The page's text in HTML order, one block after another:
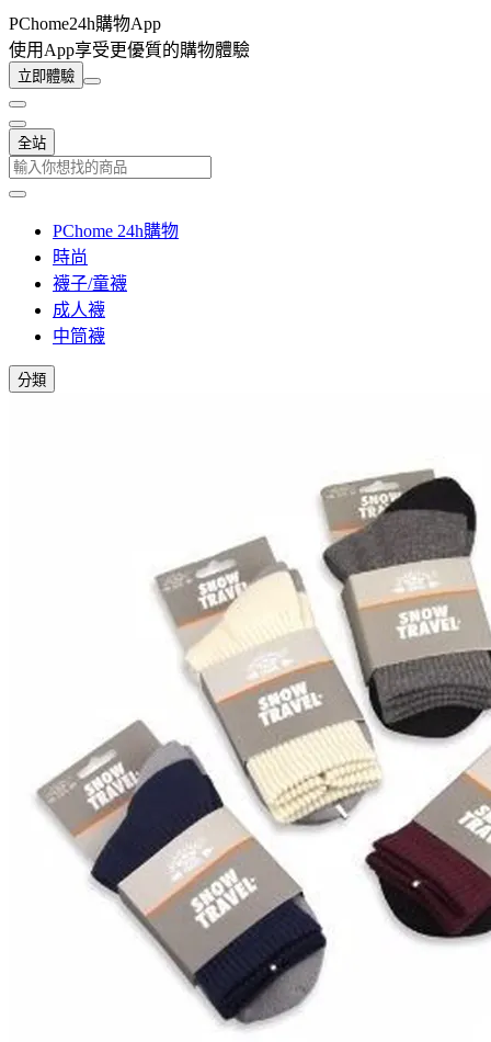
PChome24h購物App
使用App享受更優質的購物體驗
立即體驗
全站
PChome 24h購物
時尚
襪子/童襪
成人襪
中筒襪
分類